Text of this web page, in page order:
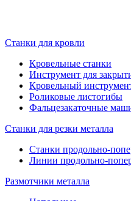
Станки для кровли
Кровельные станки
Инструмент для
Кровельный
Роликовые листогибы
Фальцезакаточные
Станки для резки металла
Станки продольно-
Линии продольно-
Размотчики металла